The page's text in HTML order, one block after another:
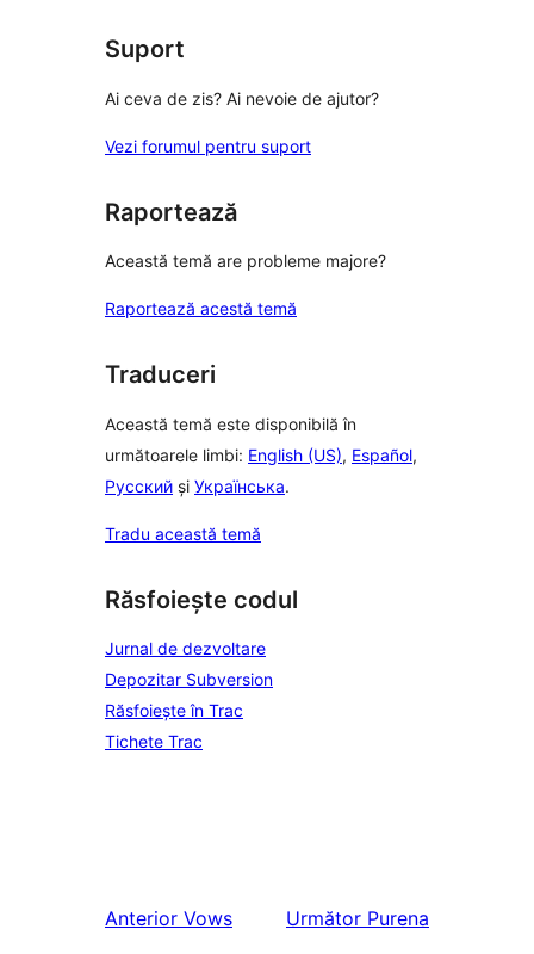
Suport
Ai ceva de zis? Ai nevoie de ajutor?
Vezi forumul pentru suport
Raportează
Această temă are probleme majore?
Raportează acestă temă
Traduceri
Această temă este disponibilă în
următoarele limbi: English (US), Español,
Русский și Українська.
Tradu această temă
Răsfoiește codul
Jurnal de dezvoltare
Depozitar Subversion
Răsfoiește în Trac
Tichete Trac
Anterior Vows Următor Purena